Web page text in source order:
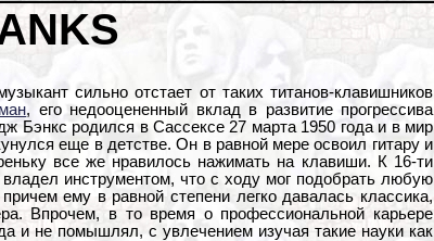
сильно отстает от таких титанов-клавишников
, его недооцененный вклад в развитие прогрессива
Бэнкс родился в Сассексе 27 марта 1950 года и в мир
еще в детстве. Он в равной мере освоил гитару и
все же нравилось нажимать на клавиши. К 16-ти
инструментом, что с ходу мог подобрать любую
ему в равной степени легко давалась классика,
Впрочем, в то время о профессиональной карьере
и не помышлял, с увлечением изучая такие науки как